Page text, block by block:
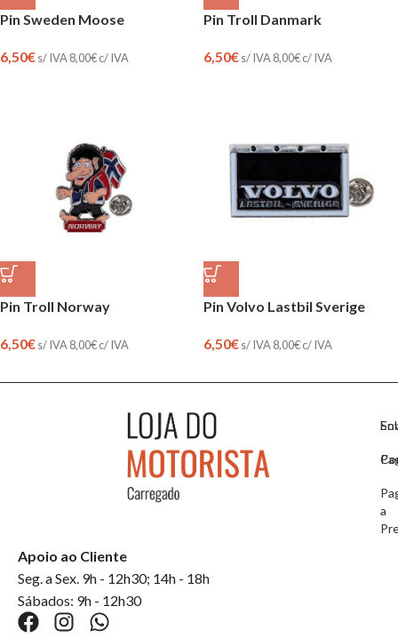
Pin Sweden Moose
6,50€s/ IVA 8,00€c/ IVA
Pin Troll Danmark
6,50€s/ IVA 8,00€c/ IVA
Pin Troll Norway
6,50€s/ IVA 8,00€c/ IVA
Pin Volvo Lastbil Sverige
6,50€s/ IVA 8,00€c/ IVA
a
Apoio ao Cliente
Seg. a Sex. 9h - 12h30; 14h - 18h
Sábados: 9h - 12h30